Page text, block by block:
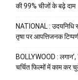
की 99% चीजों के बढ़े दाम
NATIONAL : उदयनिधि
तृषा पर आपत्तिजनक
BOLLYWOOD : लगान’,
चर्चित फिल्मों में काम कर